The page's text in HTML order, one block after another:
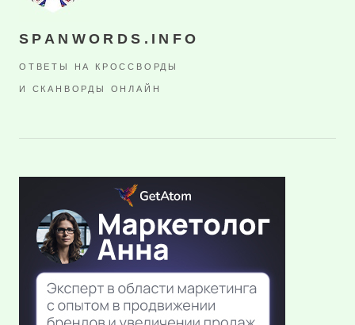
SPANWORDS.INFO
ОТВЕТЫ НА КРОССВОРДЫ
И СКАНВОРДЫ ОНЛАЙН